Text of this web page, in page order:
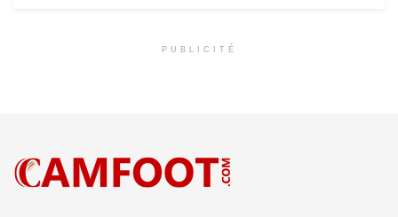
PUBLICITÉ